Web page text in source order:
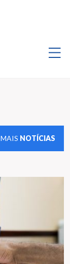
MAIS NOTÍCIAS